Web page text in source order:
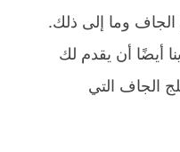
الجاف وما إلى ذلك.
أيضًا أن يقدم لك
الجاف التي